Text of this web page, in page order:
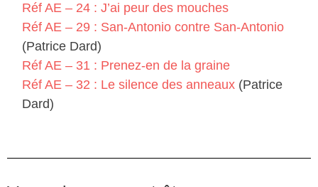
Réf AE – 24 : J’ai peur des mouches
Réf AE – 29 : San-Antonio contre San-Antonio
(Patrice Dard)
Réf AE – 31 : Prenez-en de la graine
Réf AE – 32 : Le silence des anneaux (Patrice
Dard)